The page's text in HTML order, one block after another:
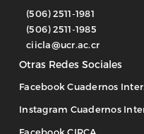
(506) 2511-1981
(506) 2511-1985
ciicla@ucr.ac.cr
Otras Redes Sociales
Facebook Cuadernos
Instagram Cuadernos
Facebook CIRCA